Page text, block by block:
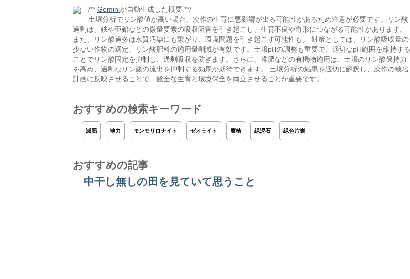
/** Geminiが自動生成した概要 **/
土壌分析でリン酸値が高い場合、次作の生育に悪影響が出る可能性があるため注意が必要です。リン酸
過剰は、鉄や亜鉛などの微量要素の吸収阻害を引き起こし、生育不良や奇形につながる可能性があります。
また、リン酸過多は水質汚染にも繋がり、環境問題を引き起こす可能性も。 対策としては、リン酸吸収量の
少ない作物の選定、リン酸肥料の施用量削減が有効です。土壌pHの調整も重要で、適切なpH範囲を維持する
ことでリン酸固定を抑制し、過剰吸収を防ぎます。さらに、堆肥などの有機物施用は、土壌のリン酸保持力
を高め、過剰なリン酸の流出を抑制する効果が期待できます。 土壌分析の結果を適切に解釈し、次作の栽培
計画に反映させることで、健全な生育と環境保全を両立させることが重要です。
おすすめの検索キーワード
減肥 地力 モンモリロナイト ゼオライト 腐植 緑泥石 緑色片岩
おすすめの記事
中干し無しの田を見ていて思うこと